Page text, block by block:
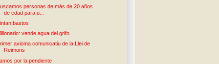
personas de más de 20 años
de edad para u...
bastos
vende agua del grifo
axioma comunicatiu de la Llei de
Reimons
por la pendiente